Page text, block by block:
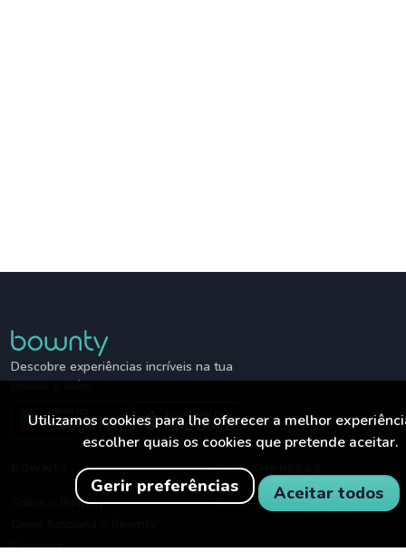
Utilizamos cookies para lhe oferecer a melhor
escolher quais os cookies que pretende aceitar.
Gerir preferências Aceitar todos
Descobre experiências incríveis na tua
cidade e além.
Sobre o Bownty
Carreiras
PARA EMPRESAS
Torne-se parceiro